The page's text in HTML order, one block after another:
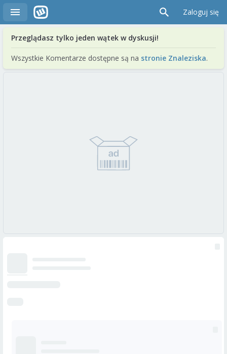
Zaloguj się
Przeglądasz tylko jeden wątek w dyskusji!
Wszystkie Komentarze dostępne są na stronie Znaleziska.